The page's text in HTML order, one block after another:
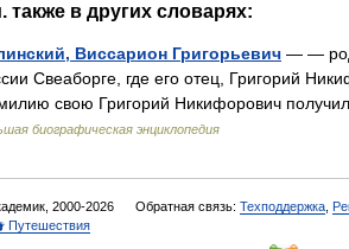
также в других словарях:
Виссарион Григорьевич — —
Свеаборге, где его отец, Григорий
свою Григорий Никифорович
биографическая энциклопедия
2000-2026 Обратная связь: Техподдержка
Путешествия